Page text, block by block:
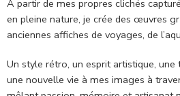
À partir de mes propres clichés
en pleine nature, je crée des œuvres
anciennes affiches de voyages, de
Un style rétro, un esprit artistique, une
une nouvelle vie à mes images à